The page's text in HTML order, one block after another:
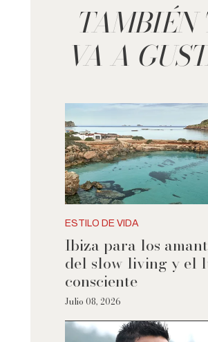
TAMBIÉN
VA A
ESTILO DE VIDA
Ibiza para los
del slow living y el
consciente
Julio 08, 2026